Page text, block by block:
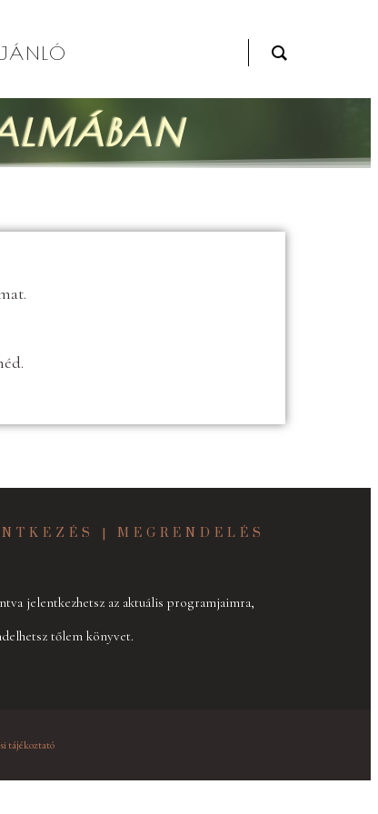
| MEGRENDELÉS
jelentkezhetsz az aktuális programjaimra,
tőlem könyvet.
tájékoztató